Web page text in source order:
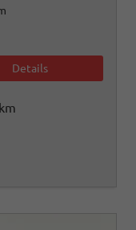
Details